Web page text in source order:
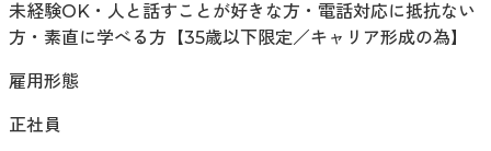
未経験OK・人と話すことが好きな方・電話対応に抵抗ない
方・素直に学べる方【35歳以下限定／キャリア形成の為】
雇用形態
正社員